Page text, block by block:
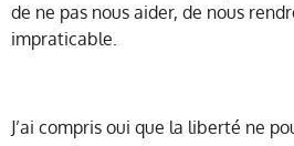
de ne pas nous aider, de nous
impraticable.
J’ai compris oui que la liberté ne